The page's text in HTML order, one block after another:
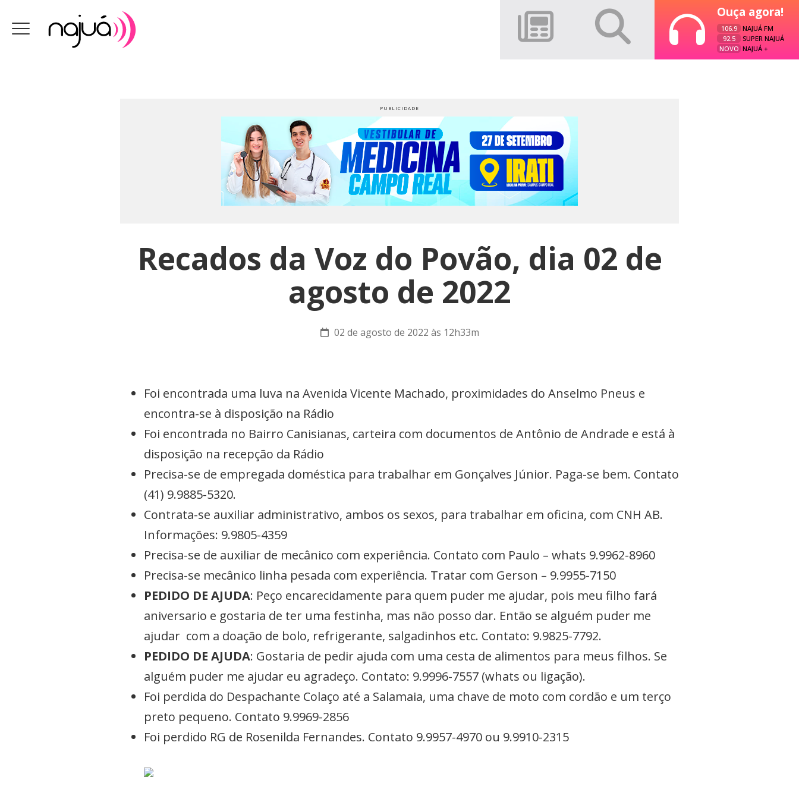
Ouça agora!
106.9
NAJUÁ FM
92.5
SUPER NAJUÁ
NOVO NAJUÁ +
Recados da Voz do Povão, dia 02 de
agosto de 2022
02 de agosto de 2022 às 12h33m
Foi encontrada uma luva na Avenida Vicente Machado, proximidades do Anselmo Pneus e
encontra-se à disposição na Rádio
Foi encontrada no Bairro Canisianas, carteira com documentos de Antônio de Andrade e está à
disposição na recepção da Rádio
Precisa-se de empregada doméstica para trabalhar em Gonçalves Júnior. Paga-se bem. Contato
(41) 9.9885-5320.
Contrata-se auxiliar administrativo, ambos os sexos, para trabalhar em oficina, com CNH AB.
Informações: 9.9805-4359
Precisa-se de auxiliar de mecânico com experiência. Contato com Paulo – whats 9.9962-8960
Precisa-se mecânico linha pesada com experiência. Tratar com Gerson – 9.9955-7150
PEDIDO DE AJUDA: Peço encarecidamente para quem puder me ajudar, pois meu filho fará
aniversario e gostaria de ter uma festinha, mas não posso dar. Então se alguém puder me
ajudar com a doação de bolo, refrigerante, salgadinhos etc. Contato: 9.9825-7792.
PEDIDO DE AJUDA: Gostaria de pedir ajuda com uma cesta de alimentos para meus filhos. Se
alguém puder me ajudar eu agradeço. Contato: 9.9996-7557 (whats ou ligação).
Foi perdida do Despachante Colaço até a Salamaia, uma chave de moto com cordão e um terço
preto pequeno. Contato 9.9969-2856
Foi perdido RG de Rosenilda Fernandes. Contato 9.9957-4970 ou 9.9910-2315